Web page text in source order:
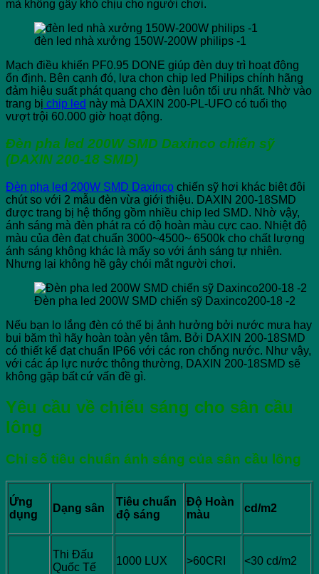
mà không gây khó chịu cho người chơi.
đèn led nhà xưởng 150W-200W philips -1
Mạch điều khiển PF0.95 DONE giúp đèn duy trì hoạt động
ổn định. Bên cạnh đó, lựa chọn chip led Philips chính hãng
đảm hiệu suất phát quang cho đèn luôn tối ưu nhất. Nhờ vào
trang bị chip led này mà DAXIN 200-PL-UFO có tuổi thọ
vượt trội 60.000 giờ hoạt động.
Đèn pha led 200W SMD Daxinco chiến sỹ
(DAXIN 200-18 SMD)
Đèn pha led 200W SMD Daxinco chiến sỹ hơi khác biệt đôi
chút so với 2 mẫu đèn vừa giới thiệu. DAXIN 200-18SMD
được trang bị hệ thống gồm nhiều chip led SMD. Nhờ vậy,
ánh sáng mà đèn phát ra có độ hoàn màu cực cao. Nhiệt độ
màu của đèn đạt chuẩn 3000~4500~ 6500k cho chất lượng
ánh sáng không khác là mấy so với ánh sáng tự nhiên.
Nhưng lại không hề gây chói mắt người chơi.
Đèn pha led 200W SMD chiến sỹ Daxinco200-18 -2
Nếu bạn lo lắng đèn có thể bị ảnh hưởng bởi nước mưa hay
bụi bặm thì hãy hoàn toàn yên tâm. Bởi DAXIN 200-18SMD
có thiết kế đạt chuẩn IP66 với các ron chống nước. Như vậy,
với các áp lực nước thông thường, DAXIN 200-18SMD sẽ
không gặp bất cứ vấn đề gì.
Yêu cầu về chiếu sáng cho sân cầu
lông
Chỉ số tiêu chuẩn ánh sáng của sân cầu lông
Ứng
dụng
Dạng sân
Tiêu chuẩn
độ sáng
Độ Hoàn
màu
cd/m2
Thi Đấu
Quốc Tế
1000 LUX >60CRI <30 cd/m2